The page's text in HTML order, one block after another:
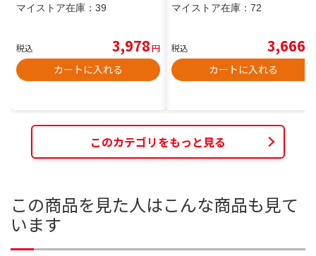
マイストア在庫： 39
税込 3,978円
カートに入れる
マイストア在庫： 72
税込 3,666
カートに入れる
このカテゴリをもっと見る
この商品を見た人はこんな商品も見て
います